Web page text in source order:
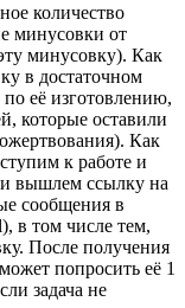
количество
минусовки от
минусовку). Как
в достаточном
её изготовлению,
которые оставили
Как
к работе и
вышлем ссылку на
сообщения в
в том числе тем,
После получения
попросить её 1
задача не